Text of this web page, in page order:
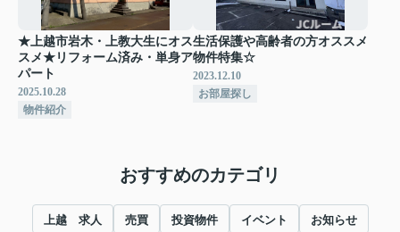
★上越市岩木・上教大生にオス
スメ★リフォーム済み・単身ア
パート
2025.10.28
物件紹介
生活保護や高齢者の方オススメ
物件特集☆
2023.12.10
お部屋探し
おすすめのカテゴリ
上越 求人 売買 投資物件 イベント お知らせ